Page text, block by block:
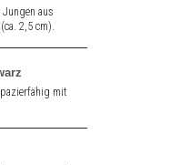
aus
2,5 cm).
mit